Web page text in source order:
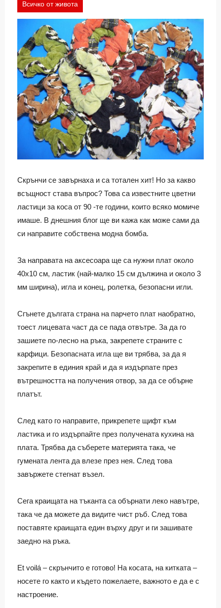
Всичко от живота
Скрънчи се завърнаха и са тотален хит! Но за какво
всъщност става въпрос? Това са известните цветни
ластици за коса от 90 -те години, които всяко момиче
имаше. В днешния блог ще ви кажа как може сами да
си направите собствена модна бомба.
За направата на аксесоара ще са нужни плат около
40х10 см, ластик (най-малко 15 см дължина и около 3
мм ширина), игла и конец, ролетка, безопасни игли.
Сгънете дългата страна на парчето плат наобратно,
тоест лицевата част да се пада отвътре. За да го
зашиете по-лесно на ръка, закрепете страните с
карфици. Безопасната игла ще ви трябва, за да я
закрепите в единия край и да я издърпате през
вътрешността на получения отвор, за да се обърне
платът.
След като го направите, прикрепете щифт към
ластика и го издърпайте през получената кухина на
плата. Трябва да съберете материята така, че
гумената лента да влезе през нея. След това
завържете стегнат възел.
Сега краищата на тъканта са обърнати леко навътре,
така че да можете да видите чист ръб. След това
поставяте краищата един върху друг и ги зашивате
заедно на ръка.
Et voilá – скрънчито е готово! На косата, на китката –
носете го както и където пожелаете, важното е да е с
настроение.